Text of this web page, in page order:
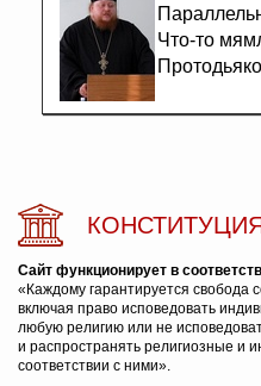
Что-то
Сайт функционирует в
«Каждому гарантируется свобода
включая право исповедовать
любую религию или не
и распространять религиозные и
соответствии с ними».